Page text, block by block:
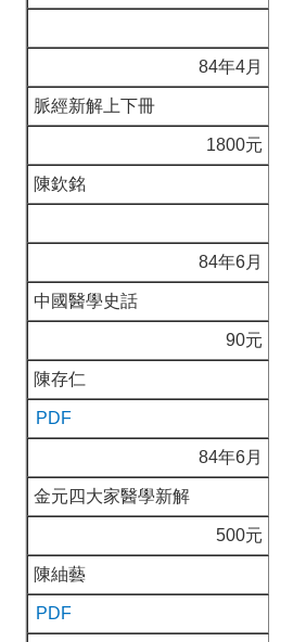
84年4月
脈經新解上下冊
1800元
陳欽銘
84年6月
中國醫學史話
90元
陳存仁
PDF
84年6月
金元四大家醫學新解
500元
陳紬藝
PDF